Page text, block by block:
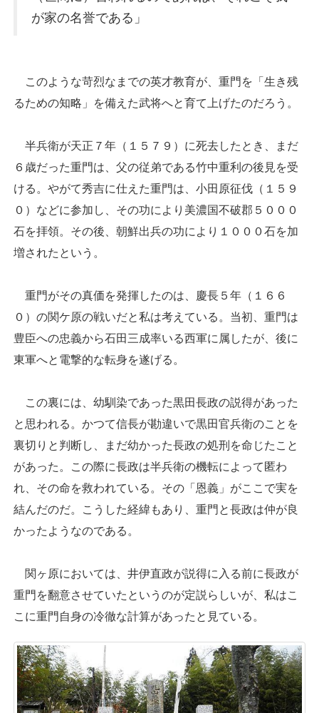
が家の名誉である」
このような苛烈なまでの英才教育が、重門を「生き残
るための知略」を備えた武将へと育て上げたのだろう。
半兵衛が天正７年（１５７９）に死去したとき、まだ
６歳だった重門は、父の従弟である竹中重利の後見を受
ける。やがて秀吉に仕えた重門は、小田原征伐（１５９
０）などに参加し、その功により美濃国不破郡５０００
石を拝領。その後、朝鮮出兵の功により１０００石を加
増されたという。
重門がその真価を発揮したのは、慶長５年（１６６
０）の関ケ原の戦いだと私は考えている。当初、重門は
豊臣への忠義から石田三成率いる西軍に属したが、後に
東軍へと電撃的な転身を遂げる。
この裏には、幼馴染であった黒田長政の説得があった
と思われる。かつて信長が勘違いで黒田官兵衛のことを
裏切りと判断し、まだ幼かった長政の処刑を命じたこと
があった。この際に長政は半兵衛の機転によって匿わ
れ、その命を救われている。その「恩義」がここで実を
結んだのだ。こうした経緯もあり、重門と長政は仲が良
かったようなのである。
関ヶ原においては、井伊直政が説得に入る前に長政が
重門を翻意させていたというのが定説らしいが、私はこ
こに重門自身の冷徹な計算があったと見ている。